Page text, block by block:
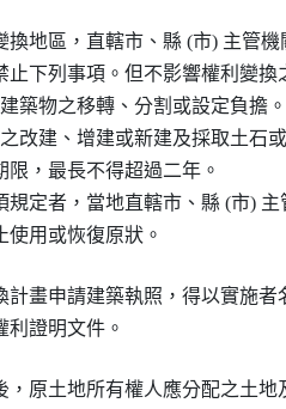
換地區，直轄市、縣 (市) 主管
止下列事項。但不影響權利變換
築物之移轉、分割或設定負擔。
改建、增建或新建及採取土石
限，最長不得超過二年。
規定者，當地直轄市、縣 (市) 主
使用或恢復原狀。
計畫申請建築執照，得以實施
利證明文件。
，原土地所有權人應分配之土地